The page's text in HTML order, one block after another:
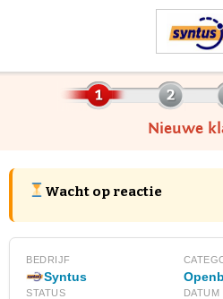
Nieuwe
Wacht op reactie
BEDRIJF
Syntus
STATUS DATUM